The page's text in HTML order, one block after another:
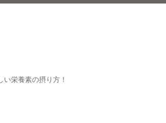
栄養素の摂り方！